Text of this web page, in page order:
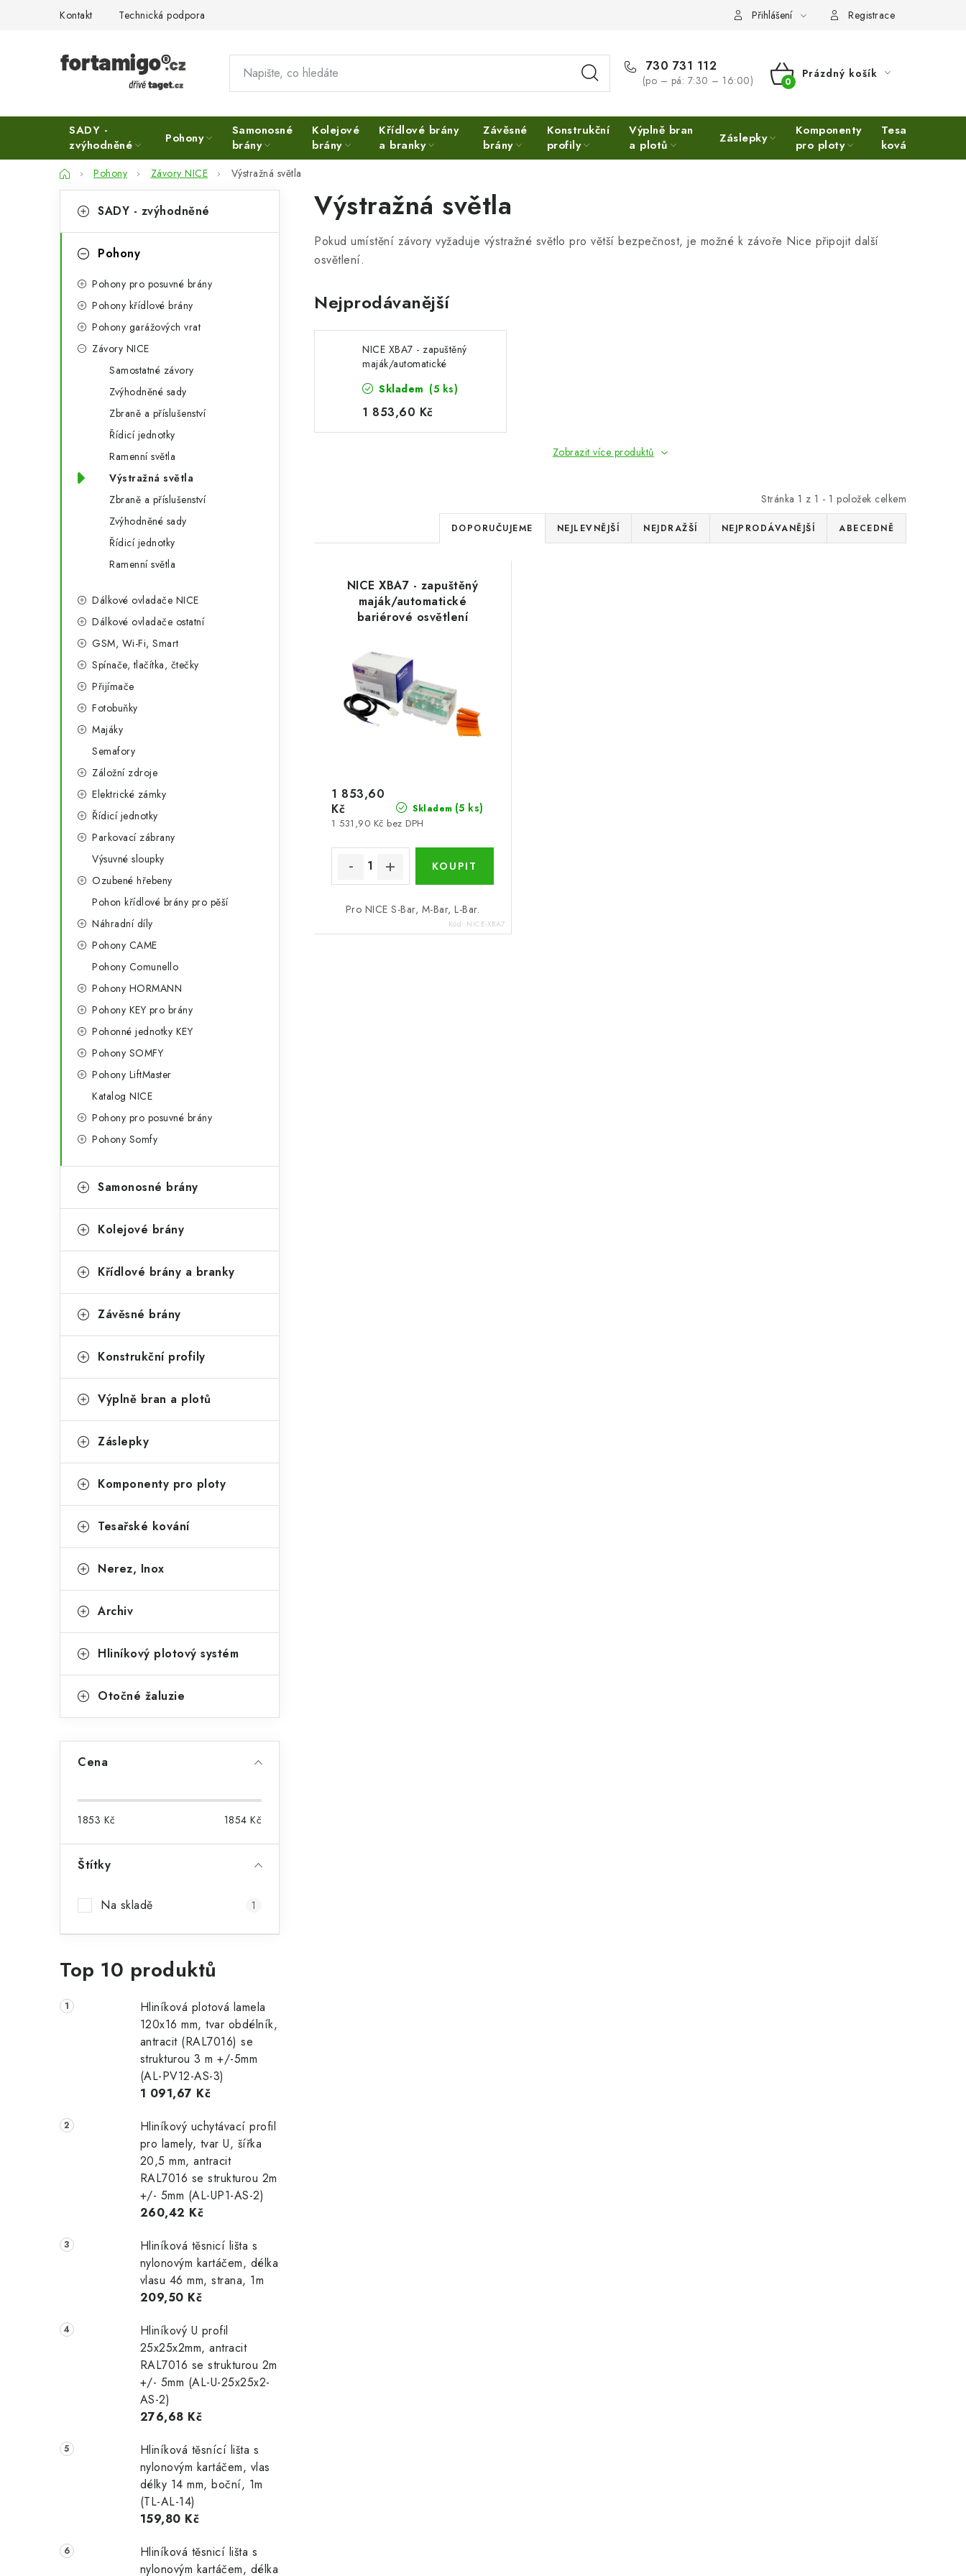
Kontakt Technická podpora Přihlášení Registrace
730 731 112
(po – pá: 7:30 – 16:00)
NÁKUPNÍ
KOŠÍK
Prázdný košík
SADY -
zvýhodněné
Pohony
Samonosné
brány
Kolejové
brány
Křídlové brány
a branky
Závěsné
brány
Konstrukční
profily
Výplně bran
a plotů
Záslepky
Komponenty
pro ploty
Tesařské
kování
DomůPohony Závory NICE Výstražná světla
okategorie
a
SADY - zvýhodněné
Pohony
Pohony pro posuvné brány
Pohony křídlové brány
Pohony garážových vrat
Závory NICE
Samostatné závory
Zvýhodněné sady
Zbraně a příslušenství
Řídicí jednotky
Ramenní světla
Výstražná světla
Zbraně a příslušenství
Zvýhodněné sady
Řídicí jednotky
Ramenní světla
Dálkové ovladače NICE
Dálkové ovladače ostatní
GSM, Wi-Fi, Smart
Spínače, tlačítka, čtečky
Přijímače
Fotobuňky
Majáky
Semafory
Záložní zdroje
Elektrické zámky
Řídicí jednotky
Parkovací zábrany
Výsuvné sloupky
Ozubené hřebeny
Pohon křídlové brány pro pěší
Náhradní díly
Pohony CAME
Pohony Comunello
Pohony HORMANN
Pohony KEY pro brány
Pohonné jednotky KEY
Pohony SOMFY
Pohony LiftMaster
Katalog NICE
Pohony pro posuvné brány
Pohony Somfy
Samonosné brány
Kolejové brány
Křídlové brány a branky
Závěsné brány
Konstrukční profily
Výplně bran a plotů
Záslepky
Komponenty pro ploty
Tesařské kování
Nerez, Inox
Archiv
Hliníkový plotový systém
Otočné žaluzie
Cena
1853 Kč 1854 Kč
Štítky
Na skladě 1
Top 10 produktů
Hliníková plotová lamela
120x16 mm, tvar obdélník,
antracit (RAL7016) se
strukturou 3 m +/-5mm
(AL-PV12-AS-3)
1 091,67 Kč
Hliníkový uchytávací profil
pro lamely, tvar U, šířka
20,5 mm, antracit
RAL7016 se strukturou 2m
+/- 5mm (AL-UP1-AS-2)
260,42 Kč
Hliníková těsnicí lišta s
nylonovým kartáčem, délka
vlasu 46 mm, strana, 1m
209,50 Kč
Hliníkový U profil
25x25x2mm, antracit
RAL7016 se strukturou 2m
+/- 5mm (AL-U-25x25x2-
AS-2)
276,68 Kč
Hliníková těsnící lišta s
nylonovým kartáčem, vlas
délky 14 mm, boční, 1m
(TL-AL-14)
159,80 Kč
Hliníková těsnicí lišta s
nylonovým kartáčem, délka
Výstražná světla
Pokud umístění závory vyžaduje výstražné světlo pro větší bezpečnost, je možné k závoře Nice připojit další
osvětlení.
Nejprodávanější
NICE XBA7 - zapuštěný
maják/automatické
Skladem (5 ks)
1 853,60 Kč
Zobrazit více produktů
Stránka 1 z 1 - 1 položek celkem
Ř
a
z
e
p
r
u
t
ů
DOPORUČUJEME NEJLEVNĚJŠÍ NEJDRAŽŠÍ NEJPRODÁVANĚJŠÍ ABECEDNĚ
NICE XBA7 - zapuštěný
maják/automatické
bariérové osvětlení
Skladem (5 ks)
1 531,90 Kč bez DPH
1 853,60
Kč
Pro NICE S-Bar, M-Bar, L-Bar.
Kód: NICE-XBA7